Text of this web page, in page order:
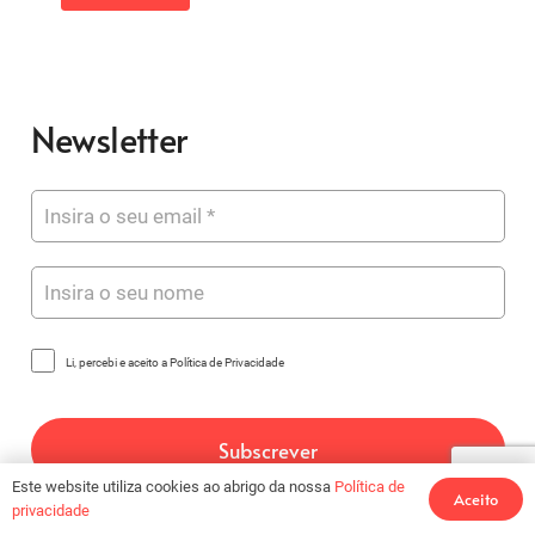
original
Newsletter
Li, percebi e aceito a Política de Privacidade
Este website utiliza cookies ao abrigo da nossa Política de
privacidade
Aceito